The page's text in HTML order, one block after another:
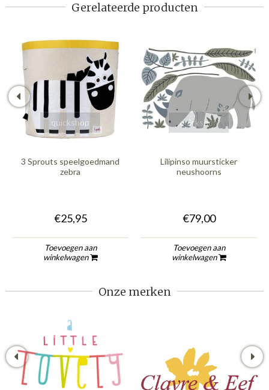
Gerelateerde producten
quickshop
3 Sprouts speelgoedmand
zebra
€25,95
Toevoegen aan
winkelwagen
quickshop
Lilipinso muursticker
neushoorns
€79,00
Toevoegen aan
winkelwagen
Onze merken